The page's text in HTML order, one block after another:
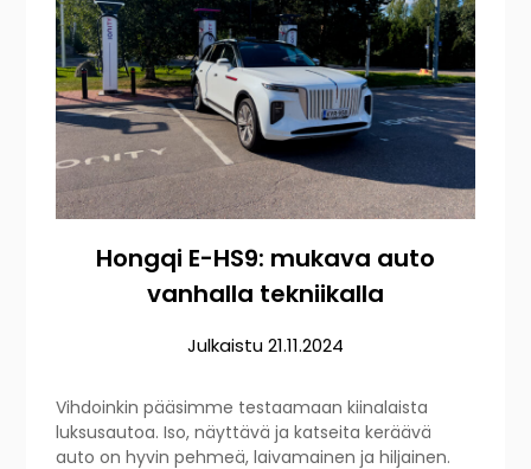
Hongqi E-HS9: mukava auto
vanhalla tekniikalla
Julkaistu21.11.2024
Vihdoinkin pääsimme testaamaan kiinalaista
luksusautoa. Iso, näyttävä ja katseita keräävä
auto on hyvin pehmeä, laivamainen ja hiljainen.